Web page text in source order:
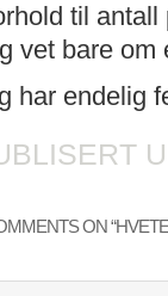
til
vet bare om
har endelig
ON “